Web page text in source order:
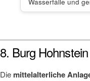
8. Burg Hohnstein
Die mittelalterliche